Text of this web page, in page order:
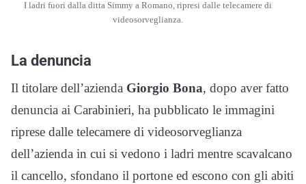
I ladri fuori dalla ditta Simmy a Romano, ripresi dalle telecamere di
videosorveglianza.
La denuncia
Il titolare dell’azienda Giorgio Bona, dopo aver fatto
denuncia ai Carabinieri, ha pubblicato le immagini
riprese dalle telecamere di videosorveglianza
dell’azienda in cui si vedono i ladri mentre scavalcano
il cancello, sfondano il portone ed escono con gli abiti